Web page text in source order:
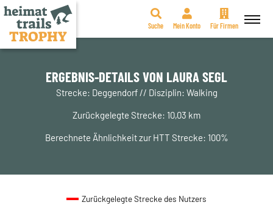
Zum
Suche Mein Konto Für Firmen
ERGEBNIS-DETAILS VON LAURA SEGL
Strecke: Deggendorf // Disziplin: Walking
Zurückgelegte Strecke: 10,03 km
Berechnete Ähnlichkeit zur HTT Strecke: 100%
Zurückgelegte Strecke des Nutzers